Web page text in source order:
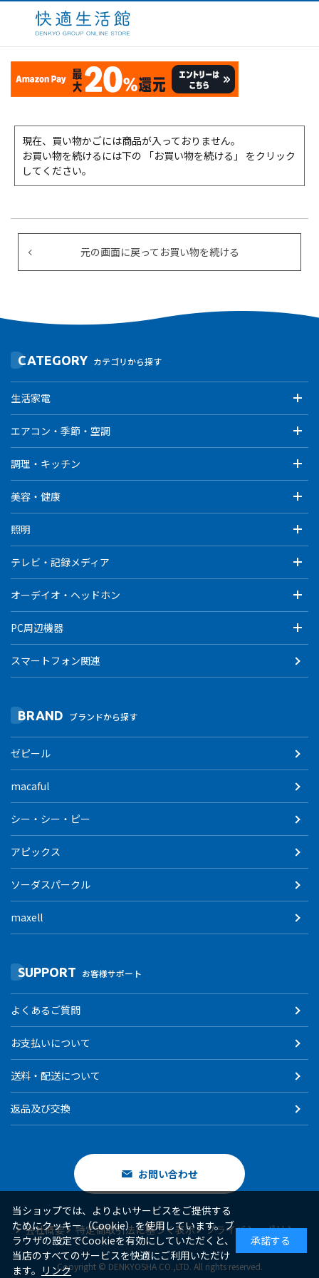
現在、買い物かごには商品が入っておりません。
お買い物を続けるには下の 「お買い物を続ける」 をクリック
してください。
元の画面に戻ってお買い物を続ける
CATEGORY カテゴリから探す
生活家電
エアコン・季節・空調
調理・キッチン
美容・健康
照明
テレビ・記録メディア
オーデイオ・ヘッドホン
PC周辺機器
スマートフォン関連
BRAND ブランドから探す
ゼピール
macaful
シー・シー・ピー
アピックス
ソーダスパークル
maxell
SUPPORT お客様サポート
よくあるご質問
お支払いについて
送料・配送について
返品及び交換
お問い合わせ
会社概要 特定商取引法に基づく表示 プライバシーポリシー
Copyright © DENKYOSHA CO.,LTD. All rights reserved.
当ショップでは、よりよいサービスをご提供する
ためにクッキー（Cookie）を使用しています。ブ
ラウザの設定でCookieを有効にしていただくと、
当店のすべてのサービスを快適にご利用いただけ
ます。 リンク
承諾する